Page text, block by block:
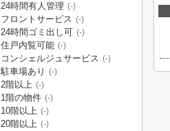
24時間有人管理 (-)
フロントサービス (-)
24時間ゴミ出し可 (-)
住戸内覧可能 (-)
コンシェルジュサービス (-)
駐車場あり (-)
2階以上 (-)
1階の物件 (-)
10階以上 (-)
20階以上 (-)